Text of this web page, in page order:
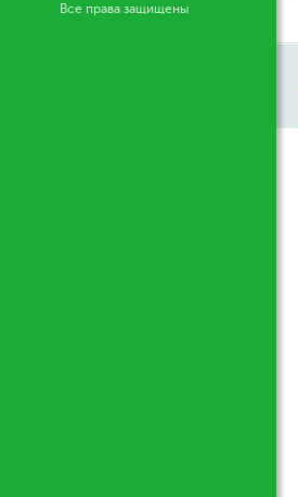
Все права защищены